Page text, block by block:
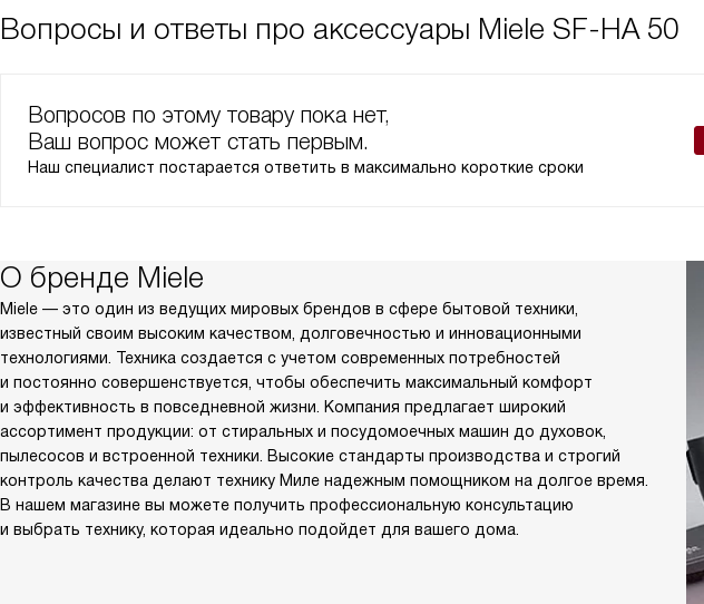
Вопросы и ответы про аксессуары Miele SF-HA 50
Вопросов по этому товару пока нет,
Ваш вопрос может стать первым.
Наш специалист постарается ответить в максимально короткие сроки
О бренде Miele
Miele — это один из ведущих мировых брендов в сфере бытовой техники,
известный своим высоким качеством, долговечностью и инновационными
технологиями. Техника создается с учетом современных потребностей
и постоянно совершенствуется, чтобы обеспечить максимальный комфорт
и эффективность в повседневной жизни. Компания предлагает широкий
ассортимент продукции: от стиральных и посудомоечных машин до духовок,
пылесосов и встроенной техники. Высокие стандарты производства и строгий
контроль качества делают технику Миле надежным помощником на долгое время.
В нашем магазине вы можете получить профессиональную консультацию
и выбрать технику, которая идеально подойдет для вашего дома.